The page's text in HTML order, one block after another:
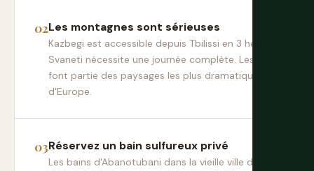
Les montagnes sont sérieuses
Kazbegi est accessible depuis Tbilissi en 3 heures.
Svaneti nécessite une journée complète. Les deux
font partie des paysages les plus dramatiques
d'Europe.
Réservez un bain sulfureux privé
Les bains d'Abanotubani dans la vieille ville de